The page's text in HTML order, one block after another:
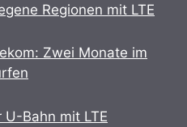
Regionen mit LTE
Zwei Monate im
Bahn mit LTE